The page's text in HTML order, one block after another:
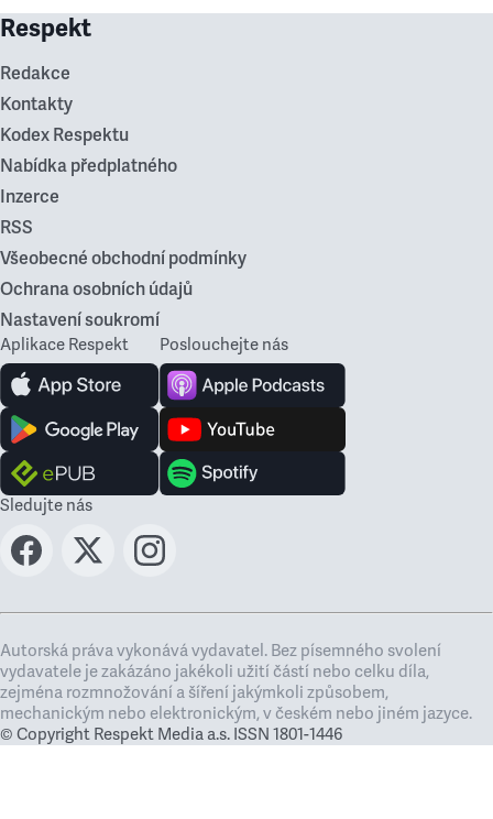
Respekt
Redakce
Kontakty
Kodex Respektu
Nabídka předplatného
Inzerce
RSS
Všeobecné obchodní podmínky
Ochrana osobních údajů
Nastavení soukromí
Aplikace Respekt Poslouchejte nás
Sledujte nás
Autorská práva vykonává vydavatel. Bez písemného svolení
vydavatele je zakázáno jakékoli užití částí nebo celku díla,
zejména rozmnožování a šíření jakýmkoli způsobem,
mechanickým nebo elektronickým, v českém nebo jiném jazyce.
© Copyright Respekt Media a.s. ISSN 1801-1446